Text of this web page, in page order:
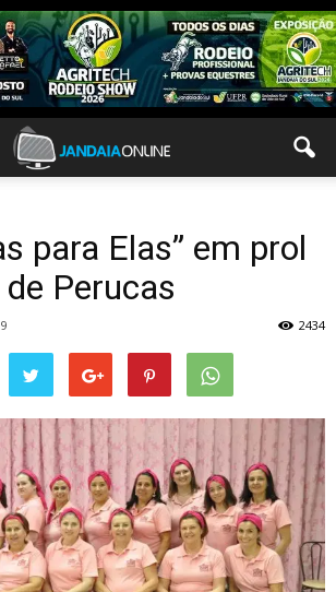
para Elas” em prol
Perucas
2434